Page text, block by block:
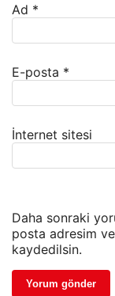
Ad *
E-posta *
İnternet sitesi
Daha sonraki
posta adresim
kaydedilsin.